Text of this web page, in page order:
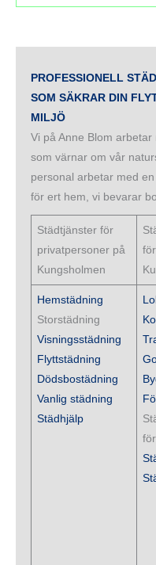
PROFESSIONELL
SOM SÄKRAR DIN
MILJÖ
Vi på Anne Blom
som värnar om vår
personal arbetar med
för ert hem, vi bevarar
Städtjänster för
privatpersoner på
Kungsholmen
Hemstädning
Storstädning
Visningsstädning
Flyttstädning
Dödsbostädning
Vanlig städning
Städhjälp